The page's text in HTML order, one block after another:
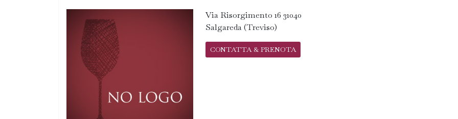
Via Risorgimento 16 31040
Salgareda (Treviso)
CONTATTA & PRENOTA